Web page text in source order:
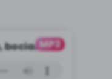
MP3
bocian -